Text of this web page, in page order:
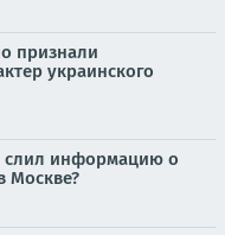
признали
украинского
слил информацию о
Москве?